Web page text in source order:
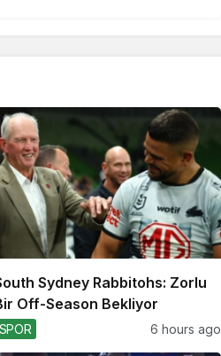
Sydney Rabbitohs: Zorlu
Off-Season Bekliyor
SPOR 6 hours ago